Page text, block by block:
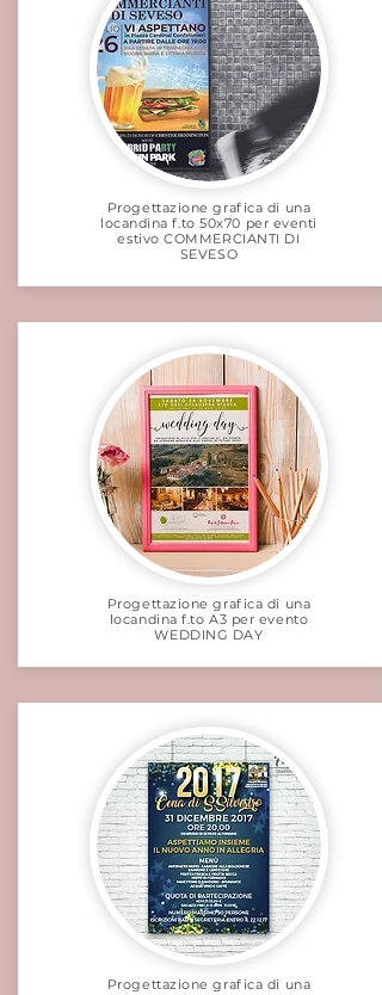
Progettazione grafica di una
locandina f.to 50x70 per eventi
estivo COMMERCIANTI DI
SEVESO
Progettazione grafica di una
locandina f.to A3 per evento
WEDDING DAY
Progettazione grafica di una